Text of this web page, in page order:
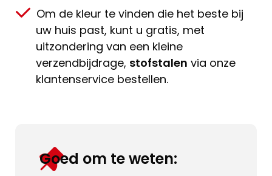
Om de kleur te vinden die het beste bij
uw huis past, kunt u gratis, met
uitzondering van een kleine
verzendbijdrage, stofstalen via onze
klantenservice bestellen.
Goed om te weten: